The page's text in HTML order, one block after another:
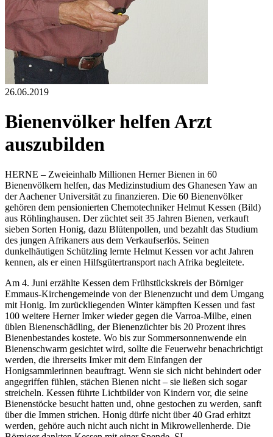
26.06.2019
Bienenvölker helfen Arzt
auszubilden
HERNE – Zweieinhalb Millionen Herner Bienen in 60
Bienenvölkern helfen, das Medizinstudium des Ghanesen Yaw an
der Aachener Universität zu finanzieren. Die 60 Bienenvölker
gehören dem pensionierten Chemotechniker Helmut Kessen (Bild)
aus Röhlinghausen. Der züchtet seit 35 Jahren Bienen, verkauft
sieben Sorten Honig, dazu Blütenpollen, und bezahlt das Studium
des jungen Afrikaners aus dem Verkaufserlös. Seinen
dunkelhäutigen Schützling lernte Helmut Kessen vor acht Jahren
kennen, als er einen Hilfsgütertransport nach Afrika begleitete.
Am 4. Juni erzählte Kessen dem Frühstückskreis der Börniger
Emmaus-Kirchengemeinde von der Bienenzucht und dem Umgang
mit Honig. Im zurückliegenden Winter kämpften Kessen und fast
100 weitere Herner Imker wieder gegen die Varroa-Milbe, einen
üblen Bienenschädling, der Bienenzüchter bis 20 Prozent ihres
Bienenbestandes kostete. Wo bis zur Sommersonnenwende ein
Bienenschwarm gesichtet wird, sollte die Feuerwehr benachrichtigt
werden, die ihrerseits Imker mit dem Einfangen der
Honigsammlerinnen beauftragt. Wenn sie sich nicht behindert oder
angegriffen fühlen, stächen Bienen nicht – sie ließen sich sogar
streicheln. Kessen führte Lichtbilder von Kindern vor, die seine
Bienenstöcke besucht hatten und, ohne gestochen zu werden, sanft
über die Immen strichen. Honig dürfe nicht über 40 Grad erhitzt
werden, gehöre auch nicht auch nicht in Mikrowellenherde. Die